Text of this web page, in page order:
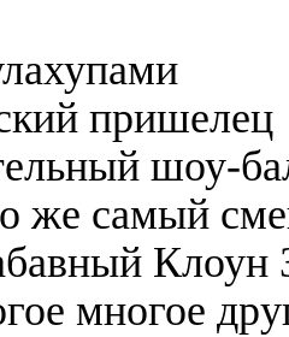
пришелец
шоу-
же самый
Клоун
многое многое